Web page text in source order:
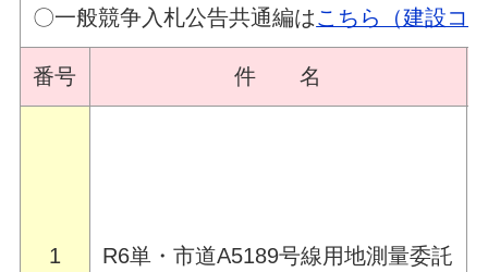
〇一般競争入札公告共通編はこちら（建設コ
番号 件 名
1
R6単・市道A5189号線用地測量委託